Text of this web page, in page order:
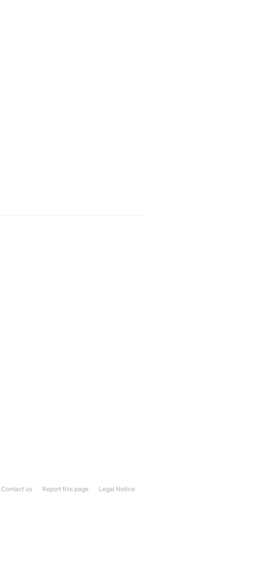
Legal Notice
Report this page
Contact us